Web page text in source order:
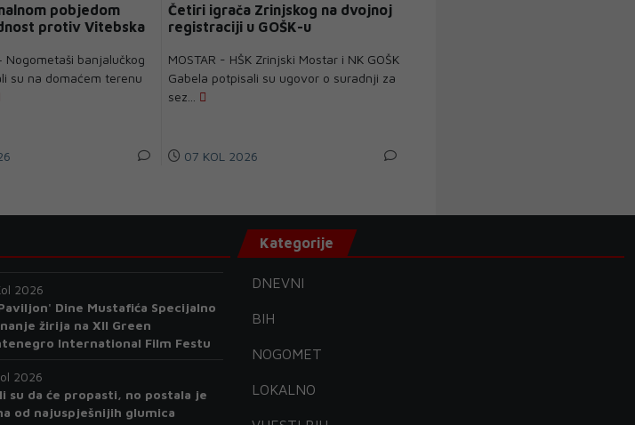
pobjedom
protiv Vitebska
Nogometaši banjalučkog
su na domaćem terenu
Četiri igrača Zrinjskog na dvojnoj
registraciji u GOŠK-u
MOSTAR - HŠK Zrinjski Mostar i NK GOŠK
Gabela potpisali su ugovor o suradnji za
sez...
07 KOL 2026
2026
Dine Mustafića Specijalno
žirija na XII Green
International Film Festu
2026
su da će propasti, no postala je
od najuspješnijih glumica
Kategorije
DNEVNI
BIH
NOGOMET
LOKALNO